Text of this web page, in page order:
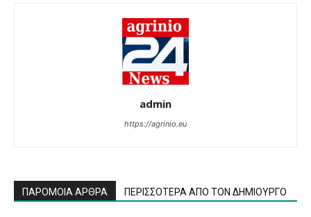
admin
https://agrinio.eu
ΠΑΡΟΜΟΙΑ ΑΡΘΡΑ ΠΕΡΙΣΣΟΤΕΡΑ ΑΠΟ ΤΟΝ ΔΗΜΙΟΥΡΓΟ